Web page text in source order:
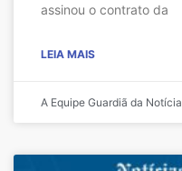
assinou o contrato da
LEIA MAIS
A Equipe Guardiã da Notícia